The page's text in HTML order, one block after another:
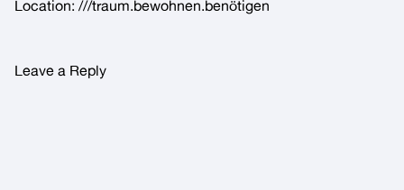
Location: ///traum.bewohnen.benötigen
Leave a Reply